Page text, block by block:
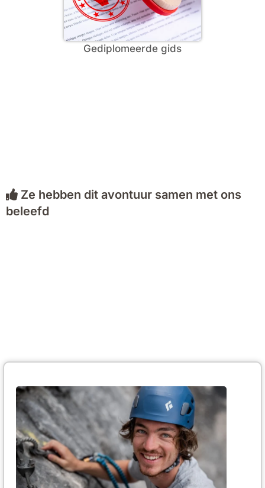
Gediplomeerde gids
Ze hebben dit avontuur samen met ons
beleefd